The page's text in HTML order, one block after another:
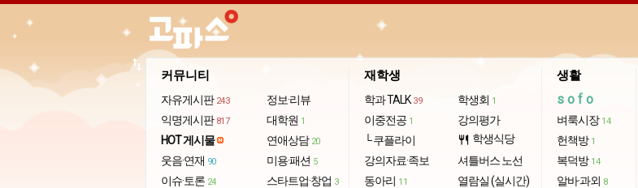
커뮤니티
자유게시판 243
익명게시판 817
HOT 게시물
웃음·연재 90
이슈·토론 24
정보·리뷰
대학원 1
연애상담 20
미용·패션 5
스타트업·창업 3
재학생
학과 TALK 39
이중전공 1
└ 쿠플라이
강의자료·족보
동아리 11
학생회 1
강의평가
restaurant 학생식당
셔틀버스 노선
열람실 (실시간)
생활
sofo
벼룩시장 14
헌책방 1
복덕방 14
알바·과외 8
import_export